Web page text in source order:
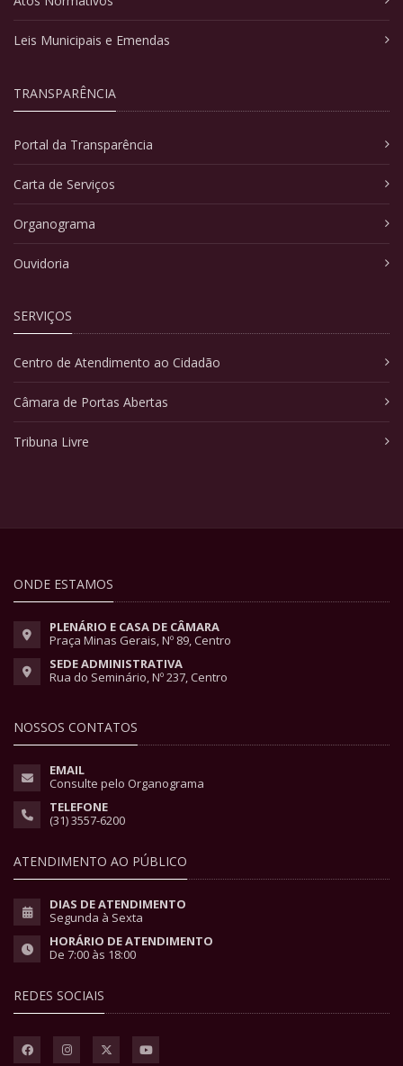
Leis Municipais e Emendas
TRANSPARÊNCIA
Portal da Transparência
Carta de Serviços
Organograma
Ouvidoria
SERVIÇOS
Centro de Atendimento ao Cidadão
Câmara de Portas Abertas
Tribuna Livre
ONDE ESTAMOS
PLENÁRIO E CASA DE CÂMARA
Praça Minas Gerais, Nº 89, Centro
SEDE ADMINISTRATIVA
Rua do Seminário, Nº 237, Centro
NOSSOS CONTATOS
EMAIL
Consulte pelo Organograma
TELEFONE
(31) 3557-6200
ATENDIMENTO AO PÚBLICO
DIAS DE ATENDIMENTO
Segunda à Sexta
HORÁRIO DE ATENDIMENTO
De 7:00 às 18:00
REDES SOCIAIS